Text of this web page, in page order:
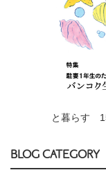
と暮らす
BLOG CATEGORY